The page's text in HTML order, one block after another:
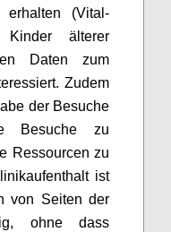
(Vital-
älterer
Daten zum
Zudem
der Besuche
Besuche zu
Ressourcen zu
ist
von Seiten der
ohnedass